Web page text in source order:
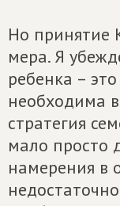
Но принятие
мера. Я
ребенка –
необходима
стратегия
мало просто
намерения в